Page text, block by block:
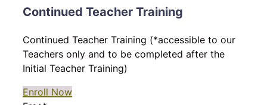
Continued Teacher Training
Continued Teacher Training (*accessible to our
Teachers only and to be completed after the
Initial Teacher Training)
Enroll Now